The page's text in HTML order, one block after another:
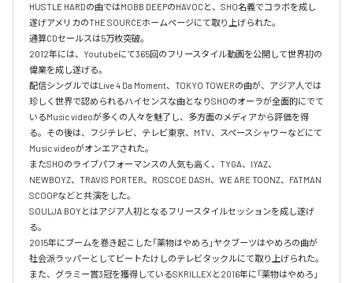
HUSTLE HARDの曲ではMOBB DEEPのHAVOCと、SHO名義でコラボを成し
遂げアメリカのTHE SOURCEホームページにて取り上げられた。
通算CDセールスは5万枚突破。
2012年には、Youtubeにて365回のフリースタイル動画を公開して世界初の
偉業を成し遂げる。
配信シングルではLive 4 Da Moment、TOKYO TOWERの曲が、アジア人では
珍しく世界で認められるハイセンスな曲となりSHOのオーラが全面的にでて
いるMusic videoが多くの人々を魅了し、多方面のメディアから評価を得
る。その後は、フジテレビ、テレビ東京、MTV、スペースシャワーなどにて
Music videoがオンエアされた。
またSHOのライブパフォーマンスの人気も高く、TYGA、IYAZ、
NEWBOYZ、TRAVIS PORTER、ROSCOE DASH、WE ARE TOONZ、FATMAN
SCOOPなどと共演をした。
SOULJA BOYとはアジア人初となるフリースタイルセッションを成し遂げ
る。
2015年にブームを巻き起こした「薬物はやめろ」ヤクブーツはやめろの曲が
社会派ラッパーとしてビートたけしのテレビタックルにて取り上げられた。
また、グラミー賞3冠を獲得しているSKRILLEXと2016年に「薬物はやめろ」